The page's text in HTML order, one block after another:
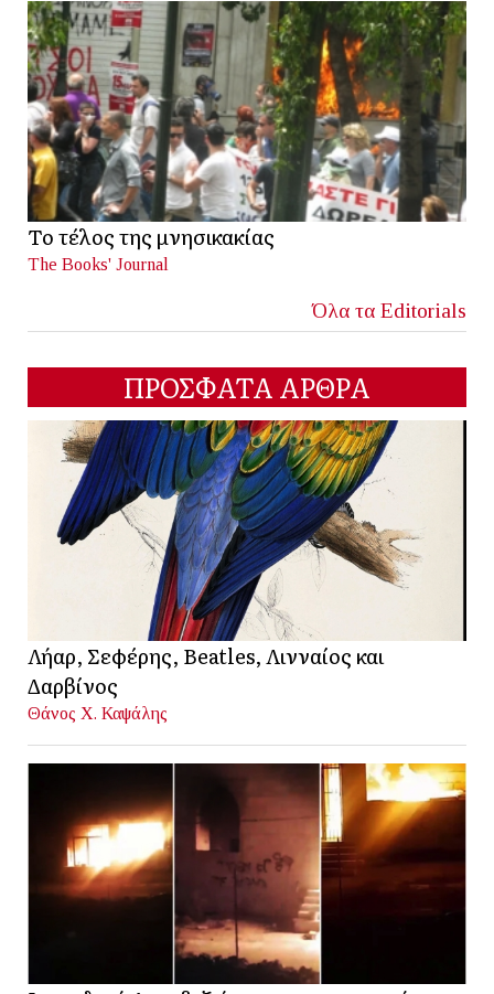
Το τέλος της μνησικακίας
The Books' Journal
Όλα τα Editorials
ΠΡΟΣΦΑΤΑ ΑΡΘΡΑ
Λήαρ, Σεφέρης, Beatles, Λινναίος και
Δαρβίνος
Θάνος Χ. Καψάλης